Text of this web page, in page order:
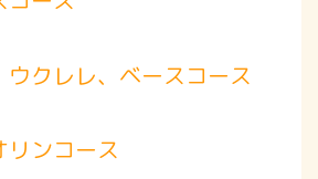
ウクレレ、ベースコース
リンコース